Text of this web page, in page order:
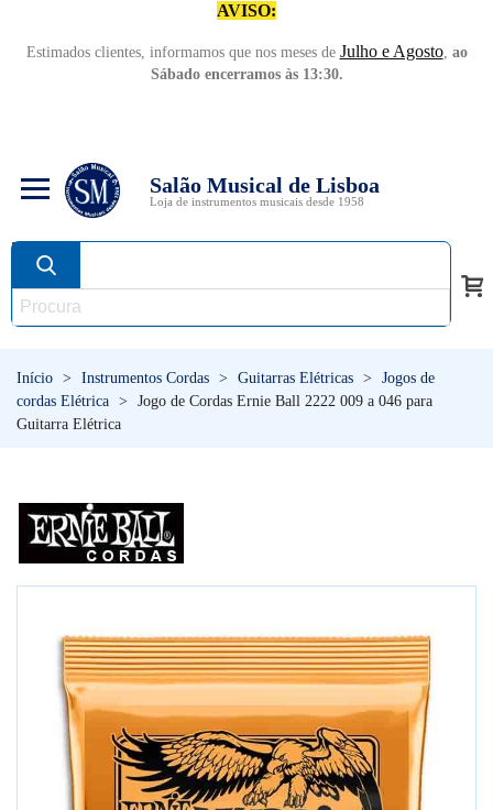
AVISO:
Estimados clientes, informamos que nos meses de Julho e Agosto, ao
Sábado encerramos às 13:30.
Salão Musical de Lisboa
Loja de instrumentos musicais desde 1958
Início > Instrumentos Cordas > Guitarras Elétricas >
Jogos de
cordas Elétrica >
Jogo de Cordas Ernie Ball 2222 009 a 046 para
Guitarra Elétrica